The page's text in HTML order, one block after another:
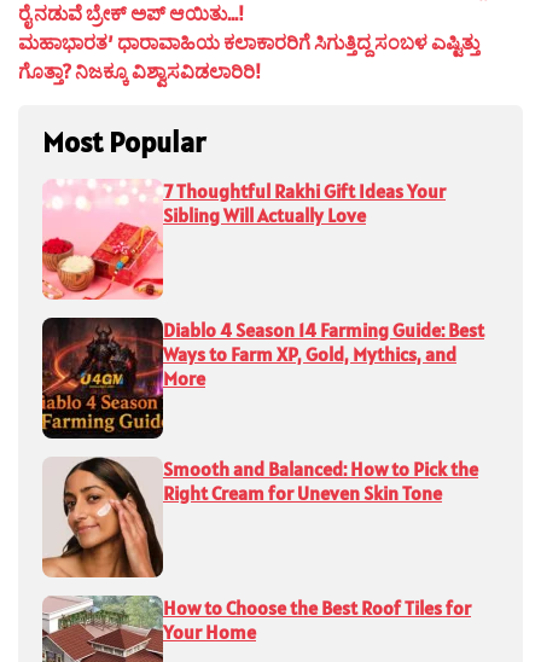
ರೈ ನಡುವೆ ಬ್ರೇಕ್ ಅಪ್ ಆಯಿತು…!
ಮಹಾಭಾರತ’ ಧಾರಾವಾಹಿಯ ಕಲಾಕಾರರಿಗೆ ಸಿಗುತ್ತಿದ್ದ ಸಂಬಳ ಎಷ್ಟಿತ್ತು
ಗೊತ್ತಾ? ನಿಜಕ್ಕೂ ವಿಶ್ವಾಸವಿಡಲಾರಿರಿ!
Most Popular
7 Thoughtful Rakhi Gift Ideas Your
Sibling Will Actually Love
Diablo 4 Season 14 Farming Guide: Best
Ways to Farm XP, Gold, Mythics, and
More
Smooth and Balanced: How to Pick the
Right Cream for Uneven Skin Tone
How to Choose the Best Roof Tiles for
Your Home